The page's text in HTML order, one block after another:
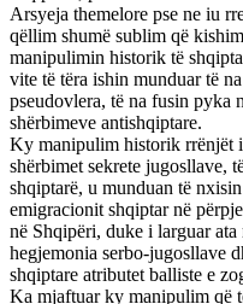
Arsyeja themelore pse ne iu
qëllim shumë sublim që
manipulimin historik të
vite të tëra ishin munduar të
pseudovlera, të na fusin pyka
shërbimeve antishqiptare.
Ky manipulim historik rrënjët
shërbimet sekrete jugosllave,
shqiptarë, u munduan të
emigracionit shqiptar në
në Shqipëri, duke i larguar
hegjemonia serbo-jugosllave
shqiptare atributet balliste e
Ka mjaftuar ky manipulim që